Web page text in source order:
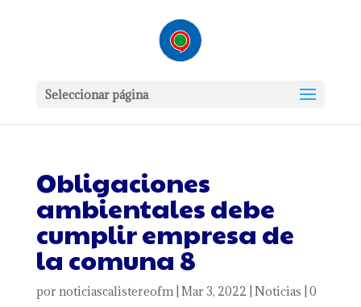
Seleccionar página
Obligaciones
ambientales debe
cumplir empresa de
la comuna 8
por noticiascalistereofm| Mar 3, 2022 Noticias 0